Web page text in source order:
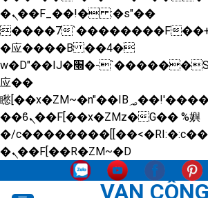
�ܢ��F_��!� :�s"��
����7`��������F
�应����B ��4�
w�D"��IJ�׭�-`������S��9�Dr�ji��EJ߅��gJ�
应��
矁[��x�ZM~�n"��IB؃��!'����Тѕ��+��(m��IK�ʭ�/|
��ϐܢ��F[��x�ZMz�G�� %嬩
�/
�ܢ��F[��R�ZM~�DSkip
content
VAN CÔNG